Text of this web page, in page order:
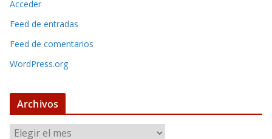
Acceder
Feed de entradas
Feed de comentarios
WordPress.org
Archivos